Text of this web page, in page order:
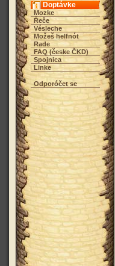
Doptávke
Mozke
Řeče
Vésleche
Možeš helfnót
Rade
FAQ (česke ČKD)
Spojnica
Linke
Odporóčet se